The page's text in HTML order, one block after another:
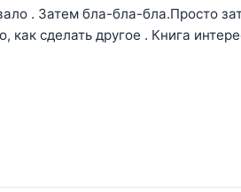
. Затем бла-бла-бла.Просто
сделать другое . Книга